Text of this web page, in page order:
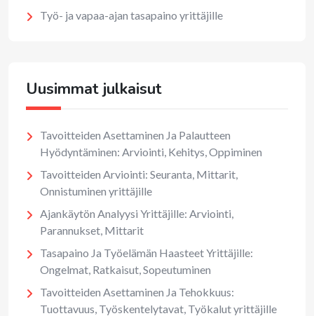
Työ- ja vapaa-ajan tasapaino yrittäjille
Uusimmat julkaisut
Tavoitteiden Asettaminen Ja Palautteen
Hyödyntäminen: Arviointi, Kehitys, Oppiminen
Tavoitteiden Arviointi: Seuranta, Mittarit,
Onnistuminen yrittäjille
Ajankäytön Analyysi Yrittäjille: Arviointi,
Parannukset, Mittarit
Tasapaino Ja Työelämän Haasteet Yrittäjille:
Ongelmat, Ratkaisut, Sopeutuminen
Tavoitteiden Asettaminen Ja Tehokkuus:
Tuottavuus, Työskentelytavat, Työkalut yrittäjille